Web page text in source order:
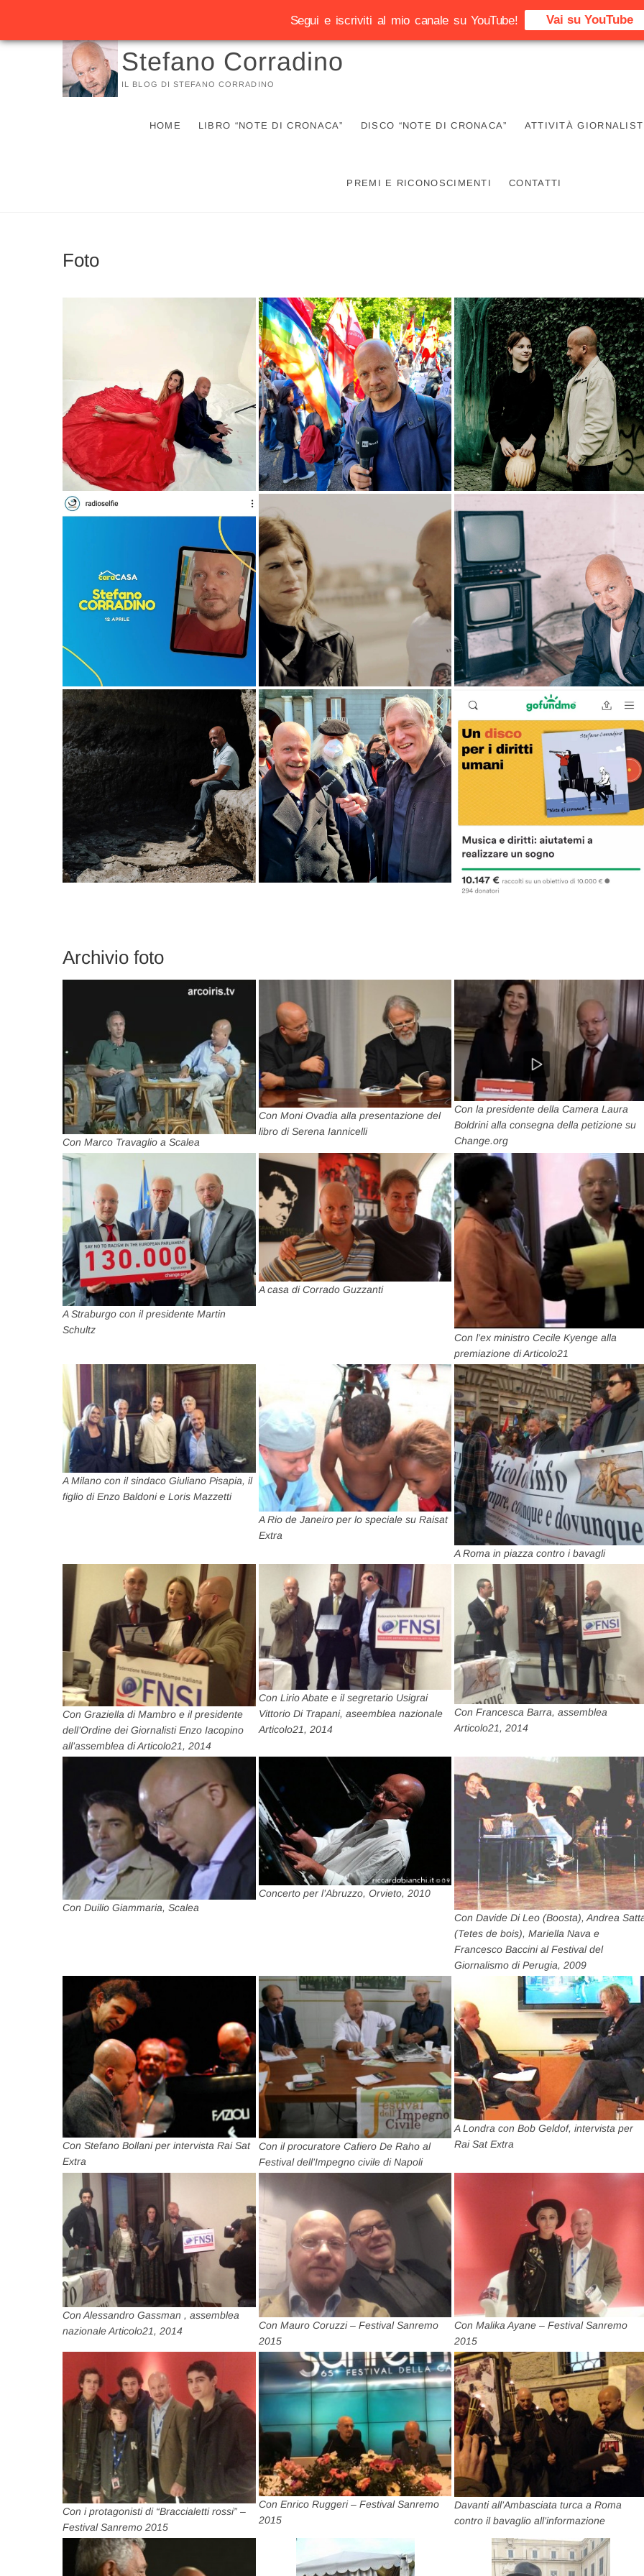
Vai
Stefano Corradino
IL BLOG DI STEFANO CORRADINO
HOME LIBRO “NOTE DI CRONACA” DISCO “NOTE DI CRONACA” ATTIVITÀ
PREMI E RICONOSCIMENTI CONTATTI
Foto
Archivio foto
Con Marco Travaglio a Scalea
Con Moni Ovadia alla presentazione del
libro di Serena Iannicelli
Con la presidente della Camera Laura
Boldrini alla consegna della petizione su
Change.org
A Straburgo con il presidente Martin
Schultz
A casa di Corrado Guzzanti
Con l’ex ministro Cecile Kyenge alla
premiazione di Articolo21
A Milano con il sindaco Giuliano Pisapia, il
figlio di Enzo Baldoni e Loris Mazzetti
A Rio de Janeiro per lo speciale su Raisat
Extra
A Roma in piazza contro i bavagli
Con Graziella di Mambro e il presidente
dell’Ordine dei Giornalisti Enzo Iacopino
all’assemblea di Articolo21, 2014
Con Lirio Abate e il segretario Usigrai
Vittorio Di Trapani, aseemblea nazionale
Articolo21, 2014
Con Francesca Barra, assemblea
Articolo21, 2014
Con Duilio Giammaria, Scalea
Concerto per l’Abruzzo, Orvieto, 2010
Con Davide Di Leo (Boosta), Andrea
(Tetes de bois), Mariella Nava e
Francesco Baccini al Festival del
Giornalismo di Perugia, 2009
Con Stefano Bollani per intervista Rai Sat
Extra
Con il procuratore Cafiero De Raho al
Festival dell’Impegno civile di Napoli
A Londra con Bob Geldof, intervista per
Rai Sat Extra
Con Alessandro Gassman , assemblea
nazionale Articolo21, 2014
Con Mauro Coruzzi – Festival Sanremo
2015
Con Malika Ayane – Festival Sanremo
2015
Con i protagonisti di “Braccialetti rossi” –
Festival Sanremo 2015
Con Enrico Ruggeri – Festival Sanremo
2015
Davanti all’Ambasciata turca a Roma
contro il bavaglio all’informazione
Segui e iscriviti al mio canale su YouTube! Vai su YouTube